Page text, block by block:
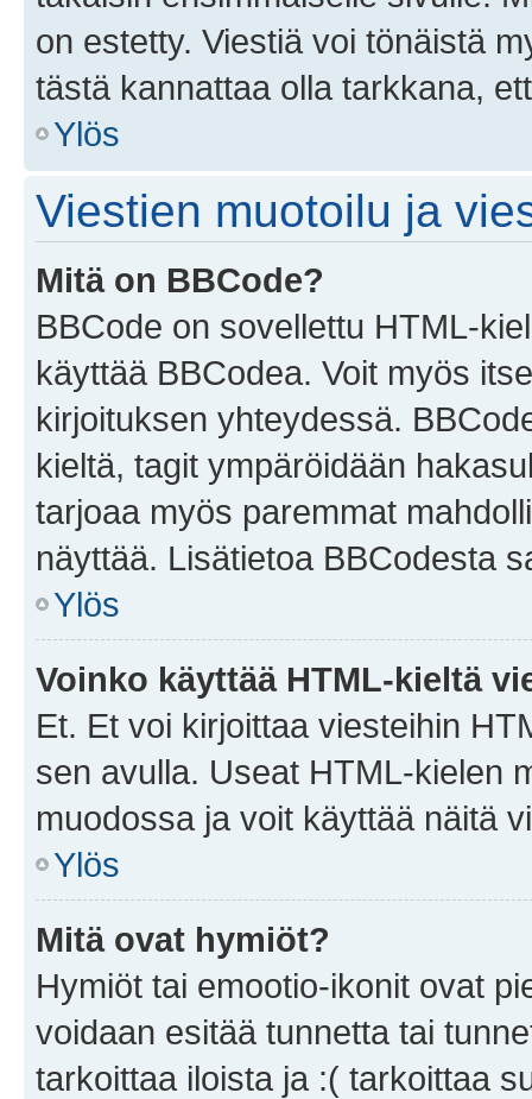
on estetty. Viestiä voi tönäistä
tästä kannattaa olla tarkkana,
Ylös
Viestien muotoilu ja
Mitä on BBCode?
BBCode on sovellettu HTML-
käyttää BBCodea. Voit myös
kirjoituksen yhteydessä.
kieltä, tagit ympäröidään
tarjoaa myös paremmat
näyttää. Lisätietoa BBCodesta
Ylös
Voinko käyttää HTML-kieltä
Et. Et voi kirjoittaa viesteihin
sen avulla. Useat HTML-kielen
muodossa ja voit käyttää näitä
Ylös
Mitä ovat hymiöt?
Hymiöt tai emootio-ikonit ovat
voidaan esitää tunnetta tai
tarkoittaa iloista ja :( tarkoittaa